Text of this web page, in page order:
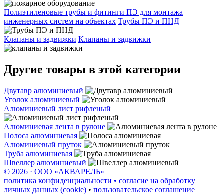
Полиэтиленовые трубы и фитинги ПЭ для монтажа
инженерных систем на объектах Трубы ПЭ и ПНД
Клапаны и задвижки Клапаны и задвижки
Другие товары в этой категории
Двутавр алюминиевый
Уголок алюминиевый
Алюминиевый лист рифленый
Алюминиевая лента в рулоне
Полоса алюминиевая
Алюминиевый пруток
Труба алюминиевая
Швеллер алюминиевый
© 2026 · ООО «АКВАРЕЛЬ»
политика конфиденциальности • согласие на обработку
личных данных (cookie) • пользовательское соглашение